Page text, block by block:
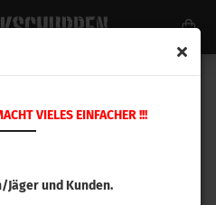
VIELES EINFACHER !!!
Jäger und Kunden.